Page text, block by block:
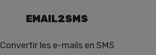
EMAIL2SMS
Convertir les e-mails en SMS